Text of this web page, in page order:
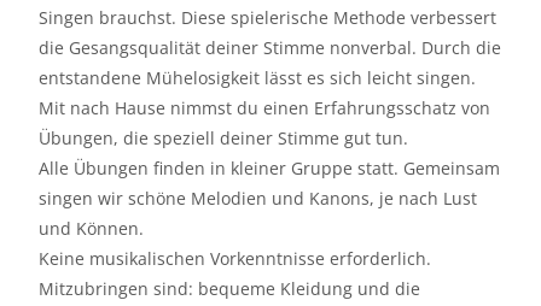
Singen brauchst. Diese spielerische Methode verbessert
die Gesangsqualität deiner Stimme nonverbal. Durch die
entstandene Mühelosigkeit lässt es sich leicht singen.
Mit nach Hause nimmst du einen Erfahrungsschatz von
Übungen, die speziell deiner Stimme gut tun.
Alle Übungen finden in kleiner Gruppe statt. Gemeinsam
singen wir schöne Melodien und Kanons, je nach Lust
und Können.
Keine musikalischen Vorkenntnisse erforderlich.
Mitzubringen sind: bequeme Kleidung und die